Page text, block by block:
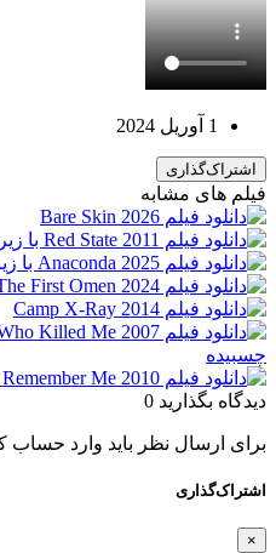
1 آوریل 2024
اشتراک‌گذاری
فیلم های مشابه
دیدگاه بگذارید 0
برای ارسال نظر باید وارد حساب
اشتراک‌گذاری
×